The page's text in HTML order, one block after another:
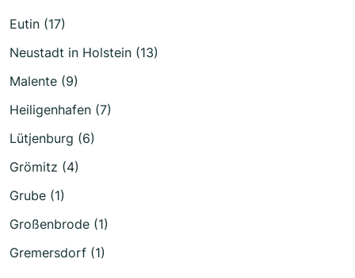
Eutin (17)
Neustadt in Holstein (13)
Malente (9)
Heiligenhafen (7)
Lütjenburg (6)
Grömitz (4)
Grube (1)
Großenbrode (1)
Gremersdorf (1)